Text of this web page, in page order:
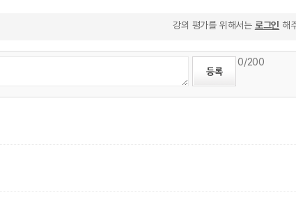
강의 평가를 위해서는 로그인 해
0/200